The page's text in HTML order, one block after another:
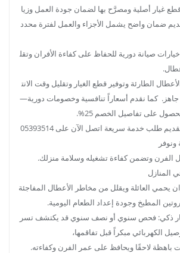
غيار أصلية ومصرَّح بها لضمان جودة العمل وزيا
ضمان واضح يشمل الأجزاء والعمل لفترة محدد
صيانة دورية للحفاظ على كفاءة الأفران وتقل
الطارئة وتوفير قطع الغيار وتقليل وقت الانت
كما نقدم أسعاراً تنافسية وخصومات دورية—
راجع شروط العرض للحصول على تفاصيل الخصم 25%.
للحجز أو الاستفسار وتقديم طلب خدمة سريعة اتصل الآن على 05393514
وتضمن كفاءة تشغيله وسلامة منزلك.
المنازل
يحمي العائلة ويقلل من مخاطر الأعطال المفاجئة
المطبخ وجودة إعداد الطعام اليومية.
ذكي: فحص سنوي أو نصف سنوي قد يكتشف تسر
الكهربائي مبكراً قبل تفاقمها،
باهظة لاحقًا ويحافظ على عمر الفرن وكفاءته.